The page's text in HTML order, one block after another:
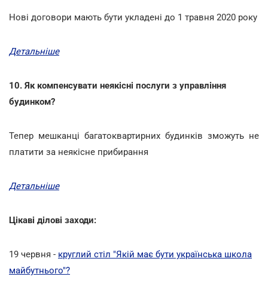
Нові договори мають бути укладені до 1 травня 2020 року
Детальніше
10. Як компенсувати неякісні послуги з управління
будинком?
Тепер мешканці багатоквартирних будинків зможуть не
платити за неякісне прибирання
Детальніше
Цікаві ділові заходи:
19 червня - круглий стіл "Якій має бути українська школа
майбутнього"?